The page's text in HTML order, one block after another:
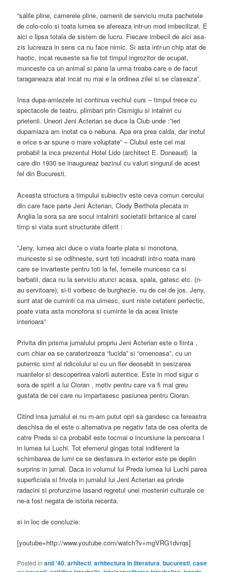
“salile pline, camerele pline, oamenii de serviciu muta pachetele
de colo-colo si toata lumea se afereaza intr-un mod imbecilizat. E
aici o lipsa totala de sistem de lucru. Fiecare imbecil de aici asa-
zis lucreaza in sens ca nu face nimic. Si asta intr-un chip atat de
haotic, incat reuseste sa fie tot timpul ingrozitor de ocupat,
munceste ca un animal si pana la urma treaba care e de facut
taraganeaza atat incat nu mai e la ordinea zilei si se claseaza”.
Insa dupa-amiezele isi continua vechiul curs – timpul trece cu
spectacole de teatru, plimbari prin Cismigiu si intalniri cu
prietenii. Uneori Jeni Acterian se duce la Club unde :”ieri
dupamiaza am inotat ca o nebuna. Apa era prea calda, dar inotul
e orice s-ar spune o mare voluptate” – Clubul este cel mai
probabil la inca prezentul Hotel Lido (architect E. Doneaud) la
care din 1930 se inaugureaz bazinul cu valuri singurul de acest
fel din Bucuresti.
Aceasta structura a timpului subiectiv este ceva comun cercului
din care face parte Jeni Acterian, Clody Berthola plecata in
Anglia la sora sa are socul intalnirii societatii britanice al carei
timp si viata sunt structurate diferit :
”Jeny, lumea aici duce o viata foarte plata si monotona,
munceste si se odihneste, sunt toti incadrati intr-o roata mare
care se invarteste pentru toti la fel, femeile muncesc ca si
barbatii, daca nu la serviciu atunci acasa, spala, gatesc etc. (n-
au servitoare); si-ti vorbesc de burghezie, nu de cei de jos. Jeny,
sunt atat de cuminti ca ma uimesc, sunt niste cetateni perfectic,
poate viata asta monotona si cuminte le da acea liniste
interioara”
Privita din prisma jurnalului propriu Jeni Acterian este o fiinta ,
cum chiar ea se caraterizeaza “lucida” si “omenoasa”, cu un
puternic simt al ridicolului si cu un fler deosebit in sesizarea
nuantelor si descoperirea valorii autentice. Este in mod sigur o
sora de spirit a lui Cioran , motiv pentru care va fi mai greu
gustata de cei care nu impartasesc pasiunea pentru Cioran.
Citind insa jurnalul ei nu m-am putut opri sa gandesc ca fereastra
deschisa de el este o alternativa pe negativ fata de cea oferita de
catre Preda si ca probabil este tocmai o incursiune la persoana I
in lumea lui Luchi. Tot efemerul gingas total indiferent la
schimbarea de lumi ce se desfasura in exterior este pe deplin
surprins in jurnal. Daca in volumul lui Preda lumea lui Luchi parea
superficiala si frivola in jurnalul lui Jeni Acterian ea prinde
radacini si profunzime lasand regretul unei mosteniri culturale ce
ne-a fost negata de istoria recenta.
si in loc de concluzie:
[youtube=http://www.youtube.com/watch?v=mgVRG1dvrqs]
Posted in anii '40,arhitecti,arhitectura in literatura,bucuresti,case